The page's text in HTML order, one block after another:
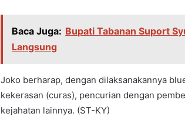
Baca Juga: Bupati Tabanan Suport
Langsung
Joko berharap, dengan dilaksanakannya
kekerasan (curas), pencurian dengan
kejahatan lainnya. (ST-KY)